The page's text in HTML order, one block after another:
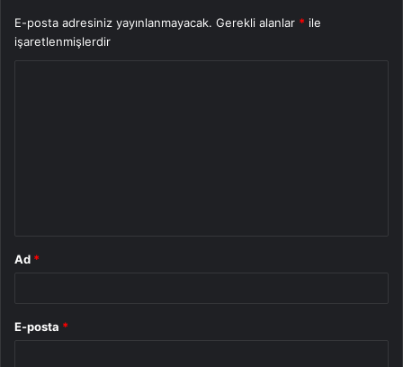
E-posta adresiniz yayınlanmayacak. Gerekli alanlar * ile
işaretlenmişlerdir
Ad *
E-posta *